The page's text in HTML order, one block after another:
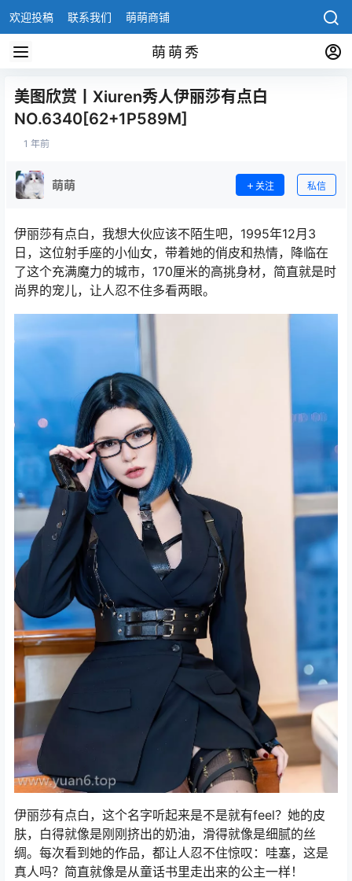
欢迎投稿 联系我们 萌萌商铺
萌萌秀
美图欣赏丨Xiuren秀人伊丽莎有点白
NO.6340[62+1P589M]
1 年前
萌萌 关注 私信
伊丽莎有点白，我想大伙应该不陌生吧，1995年12月3
日，这位射手座的小仙女，带着她的俏皮和热情，降临在
了这个充满魔力的城市，170厘米的高挑身材，简直就是时
尚界的宠儿，让人忍不住多看两眼。
伊丽莎有点白，这个名字听起来是不是就有feel？她的皮
肤，白得就像是刚刚挤出的奶油，滑得就像是细腻的丝
绸。每次看到她的作品，都让人忍不住惊叹：哇塞，这是
真人吗？简直就像是从童话书里走出来的公主一样！